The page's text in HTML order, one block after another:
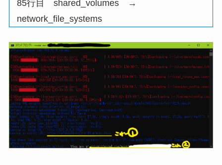
85行目 shared_volumes →
network_file_systems